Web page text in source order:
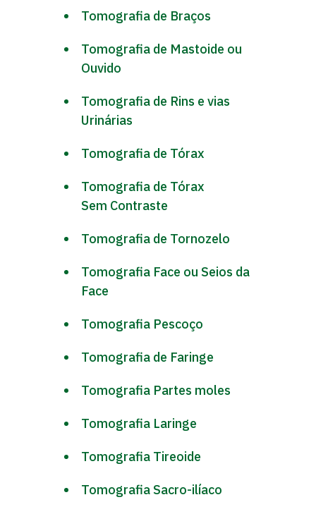
Tomografia de Braços
Tomografia de Mastoide ou
Ouvido
Tomografia de Rins e vias
Urinárias
Tomografia de Tórax
Tomografia de Tórax
Sem Contraste
Tomografia de Tornozelo
Tomografia Face ou Seios da
Face
Tomografia Pescoço
Tomografia de Faringe
Tomografia Partes moles
Tomografia Laringe
Tomografia Tireoide
Tomografia Sacro-ilíaco